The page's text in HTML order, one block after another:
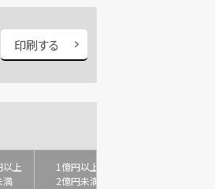
印刷する
以上
満
1億円以上
2億円未満